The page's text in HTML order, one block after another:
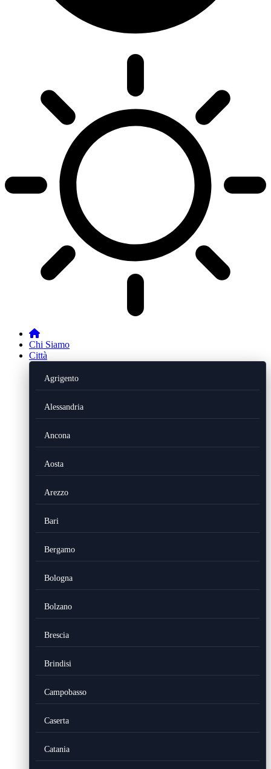
Chi Siamo
Città
Agrigento
Alessandria
Ancona
Aosta
Arezzo
Bari
Bergamo
Bologna
Bolzano
Brescia
Brindisi
Campobasso
Caserta
Catania